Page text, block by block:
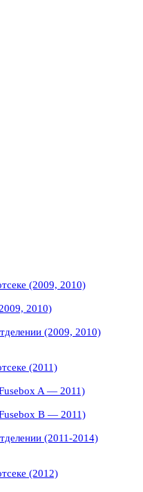
(2009, 2010)
2010)
(2009, 2010)
(2011)
A — 2011)
B — 2011)
(2011-2014)
(2012)